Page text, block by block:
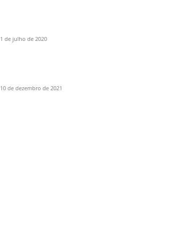
1 de julho de 2020
10 de dezembro de 2021